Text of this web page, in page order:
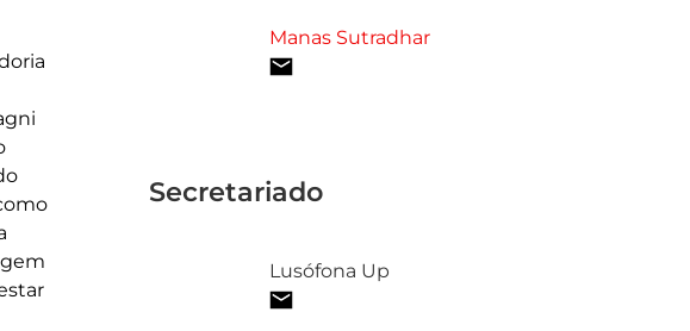
Manas Sutradhar
Secretariado
Lusófona Up